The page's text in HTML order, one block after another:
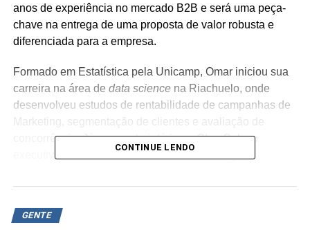
anos de experiência no mercado B2B e será uma peça-
chave na entrega de uma proposta de valor robusta e
diferenciada para a empresa.
Formado em Estatística pela Unicamp, Omar iniciou sua
carreira na área de data sciencena Riachuelo, onde
desenvolveu estudos de rentabilidade de campanhas de
concorrência. Já em sua trajetória na ClearSale, o
executivo passou por diversas áreas até chegar à
atividades de marketing de produto, assessoria de
e pós-vendas.
CONTINUE LENDO
GENTE